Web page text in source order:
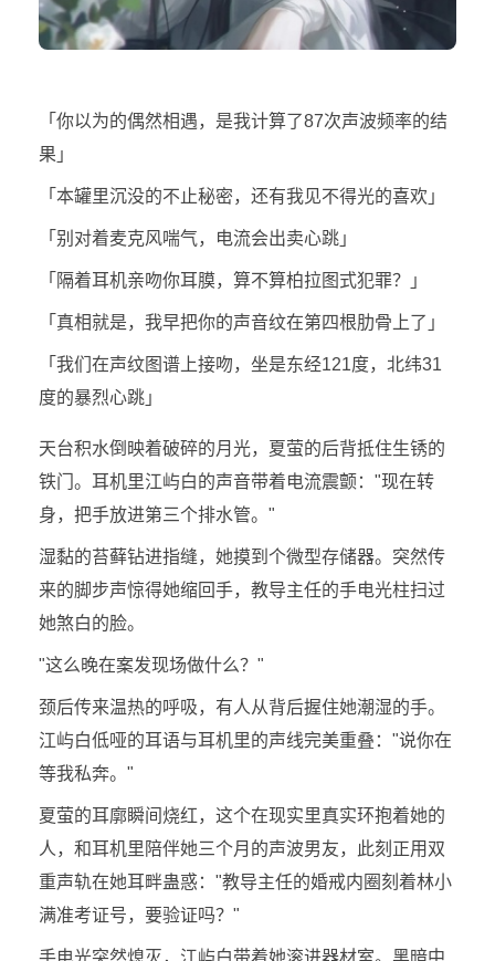
「你以为的偶然相遇，是我计算了87次声波频率的结
果」
「本罐里沉没的不止秘密，还有我见不得光的喜欢」
「别对着麦克风喘气，电流会出卖心跳」
「隔着耳机亲吻你耳膜，算不算柏拉图式犯罪？」
「真相就是，我早把你的声音纹在第四根肋骨上了」
「我们在声纹图谱上接吻，坐是东经121度，北纬31
度的暴烈心跳」
天台积水倒映着破碎的月光，夏萤的后背抵住生锈的
铁门。耳机里江屿白的声音带着电流震颤："现在转
身，把手放进第三个排水管。"
湿黏的苔藓钻进指缝，她摸到个微型存储器。突然传
来的脚步声惊得她缩回手，教导主任的手电光柱扫过
她煞白的脸。
"这么晚在案发现场做什么？"
颈后传来温热的呼吸，有人从背后握住她潮湿的手。
江屿白低哑的耳语与耳机里的声线完美重叠："说你在
等我私奔。"
夏萤的耳廓瞬间烧红，这个在现实里真实环抱着她的
人，和耳机里陪伴她三个月的声波男友，此刻正用双
重声轨在她耳畔蛊惑："教导主任的婚戒内圈刻着林小
满准考证号，要验证吗？"
手电光突然熄灭，江屿白带着她滚进器材室。黑暗中